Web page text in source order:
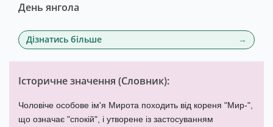
День янгола
Дізнатись більше
Історичне значення (Словник):
Чоловіче особове ім'я Мирота походить від кореня "Мир-",
що означає "спокій", і утворене із застосуванням